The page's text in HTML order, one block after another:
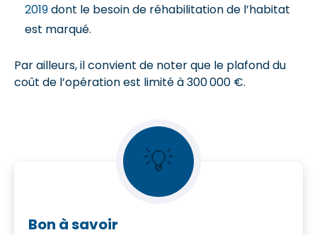
2019dont le besoin de réhabilitation de l’habitat
est marqué.
Par ailleurs, il convient de noter que le plafond du
coût de l’opération est limité à 300 000 €.
💡
Bon à savoir